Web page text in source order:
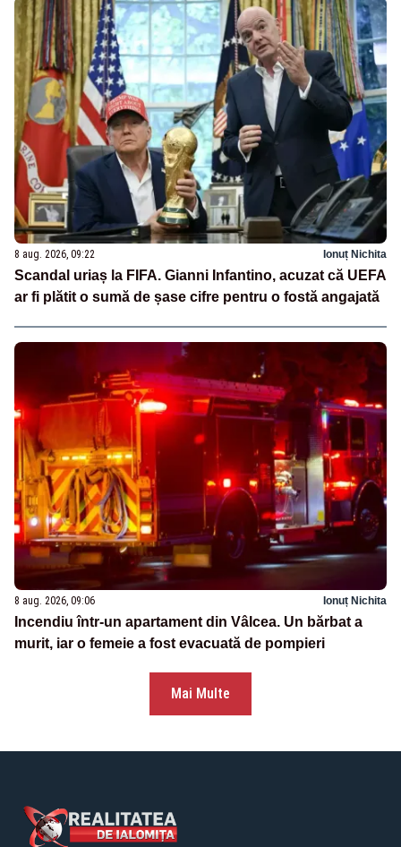
8 aug. 2026, 09:22 Ionuț Nichita
Scandal uriaș la FIFA. Gianni Infantino, acuzat că UEFA
ar fi plătit o sumă de șase cifre pentru o fostă angajată
8 aug. 2026, 09:06 Ionuț Nichita
Incendiu într-un apartament din Vâlcea. Un bărbat a
murit, iar o femeie a fost evacuată de pompieri
Mai Multe